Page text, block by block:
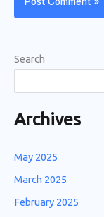
Search
Archives
May 2025
March 2025
February 2025